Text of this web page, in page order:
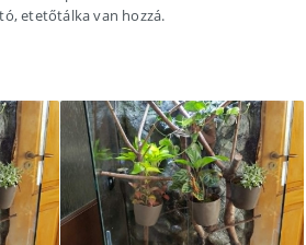
etetőtálka van hozzá.